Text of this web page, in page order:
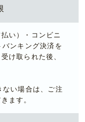
い）・コンビニ
バンキング決済を
け取られた後、
い場合は、ご注
ます。